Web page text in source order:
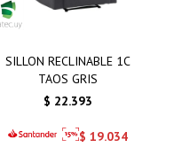
SILLON RECLINABLE 1C
TAOS GRIS
$ 22.393
$ 19.034